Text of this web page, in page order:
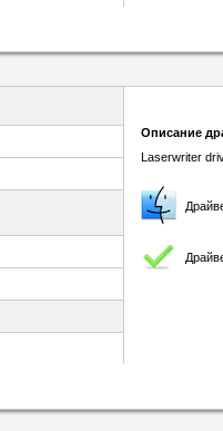
Описание
Laserwriter